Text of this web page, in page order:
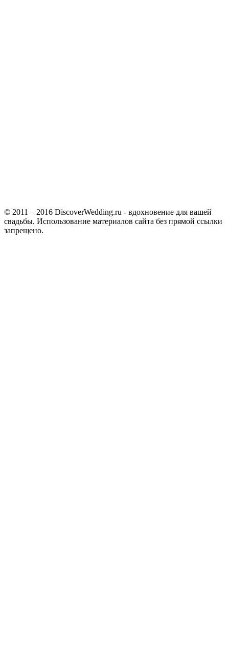
© 2011 – 2016 DiscoverWedding.ru - вдохновение для вашей
свадьбы. Использование материалов сайта без прямой ссылки
запрещено.